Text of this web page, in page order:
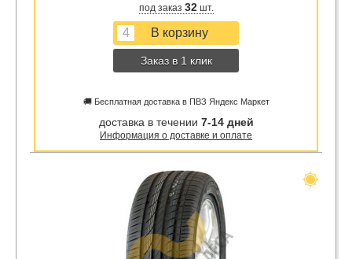
под заказ 32шт.
Заказ в 1 клик
🚚 Бесплатная доставка в ПВЗ Яндекс Маркет
доставка в течении 7-14 дней
Информация о доставке и оплате